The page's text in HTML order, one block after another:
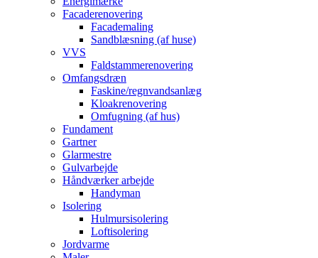
Facaderenovering
Facademaling
Sandblæsning (af huse)
VVS
Faldstammerenovering
Omfangsdræn
Faskine/regnvandsanlæg
Kloakrenovering
Omfugning (af hus)
Fundament
Gartner
Glarmestre
Gulvarbejde
Håndværker arbejde
Handyman
Isolering
Hulmursisolering
Loftisolering
Jordvarme